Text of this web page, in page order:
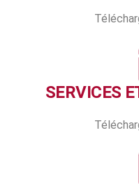
SERVICES